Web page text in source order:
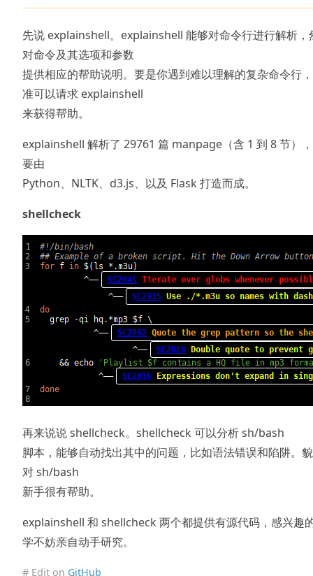
先说 explainshell。explainshell 能够对命令行进行解析，
对命令及其选项和参数
提供相应的帮助说明。要是你遇到难以理解的复杂命令行
准可以请求 explainshell
来获得帮助。
explainshell 解析了 29761 篇 manpage（含 1 到 8 节）
要由
Python、NLTK、d3.js、以及 Flask 打造而成。
shellcheck
再来说说 shellcheck。shellcheck 可以分析 sh/bash
脚本，能够自动找出其中的问题，比如语法错误和陷阱。
对 sh/bash
新手很有帮助。
explainshell 和 shellcheck 两个都提供有源代码，感兴趣
学不妨亲自动手研究。
# Edit on GitHub